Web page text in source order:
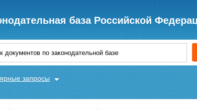
база Российской
запросы